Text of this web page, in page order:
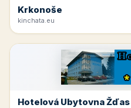
Krkonoše
kinchata.eu
Hotelová Ubytovna Žďas